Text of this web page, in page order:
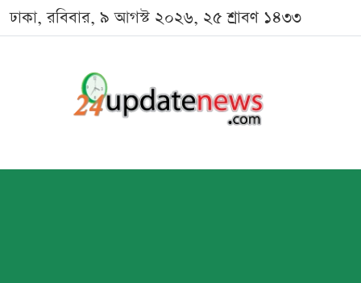
ঢাকা, রবিবার, ৯ আগস্ট ২০২৬, ২৫ শ্রাবণ ১৪৩৩